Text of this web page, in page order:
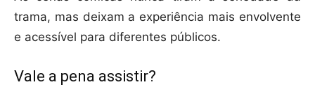
trama, mas deixam a experiência mais envolvente
e acessível para diferentes públicos.
Vale a pena assistir?